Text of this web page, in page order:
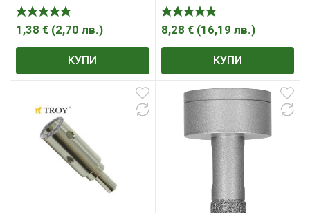
1,38 € (2,70 лв.)
КУПИ
8,28 € (16,19 лв.)
КУПИ